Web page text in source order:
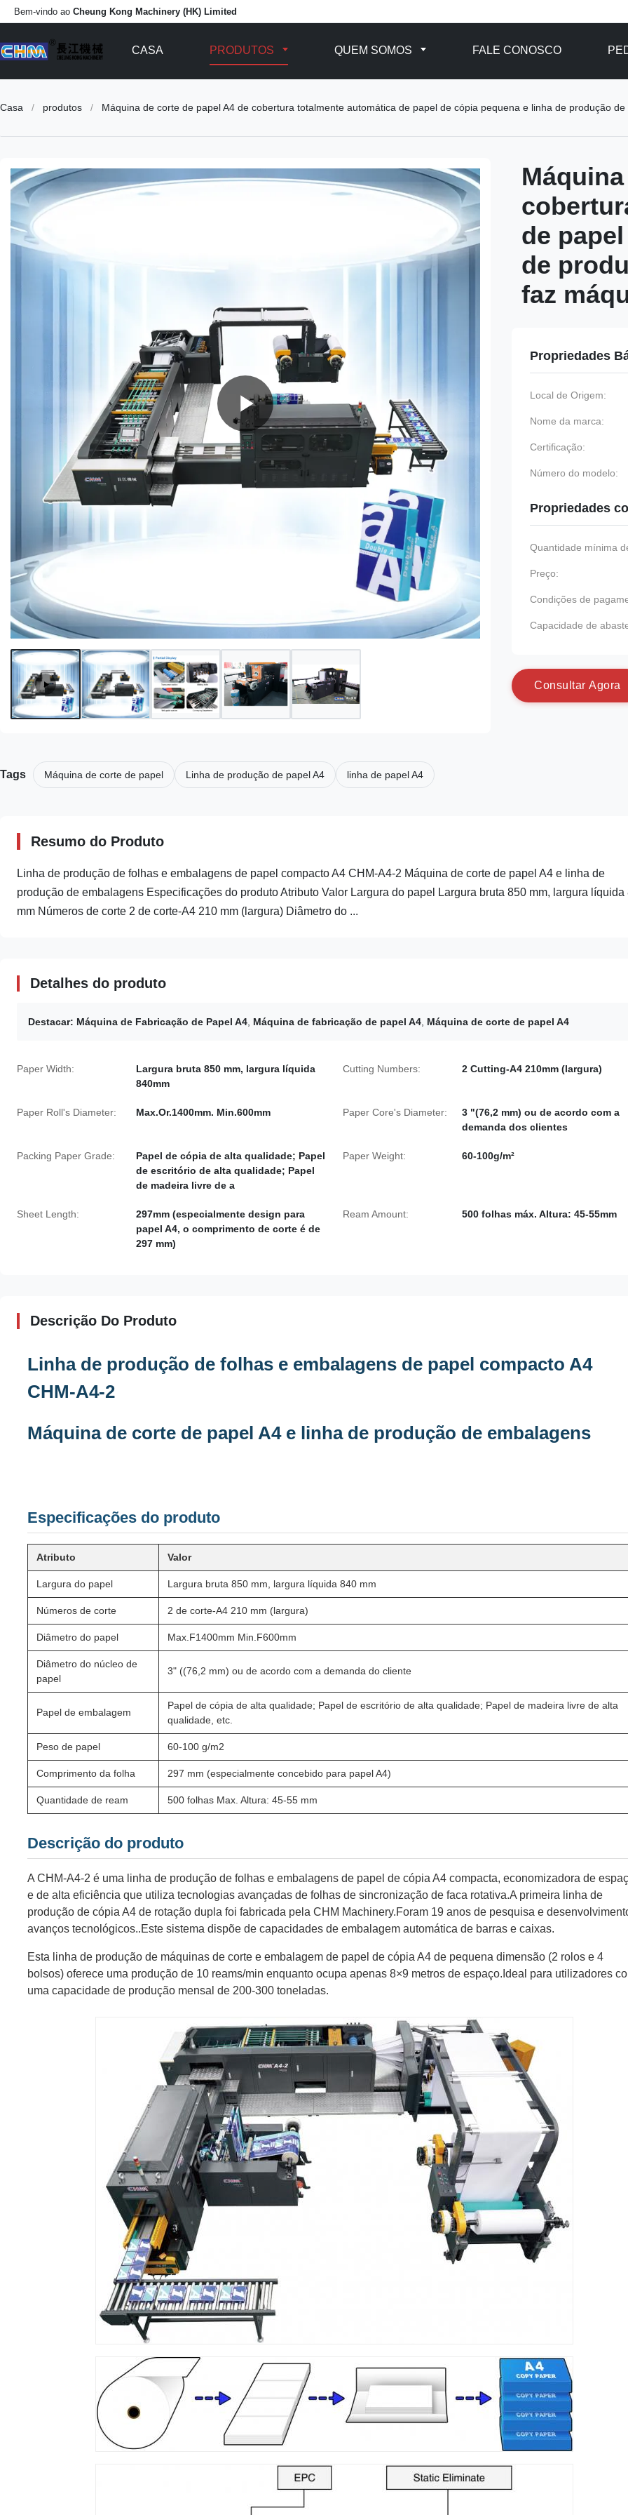
Bem-vindo ao Cheung Kong Machinery (HK) Limited
CASA PRODUTOS QUEM SOMOS FALE CONOSCO
Casa / produtos / Máquina de corte de papel A4 de cobertura totalmente automática de papel de cópia pequena e linha de produção
de
de
faz
Propriedades
Local de Origem:
Nome da marca:
Certificação:
Número do modelo:
Propriedades
Quantidade mínima
Preço:
Condições de
Capacidade de
Consu tar Agora
Tags Máquina de corte de papel Linha de produção de papel A4 linha de papel A4
Resumo do Produto
Linha de produção de folhas e embalagens de papel compacto A4 CHM-A4-2 Máquina de corte de papel A4 e linha de
produção de embalagens Especificações do produto Atributo Valor Largura do papel Largura bruta 850 mm, largura líquida
mm Números de corte 2 de corte-A4 210 mm (largura) Diâmetro do ...
Detalhes do produto
Destacar: Máquina de Fabricação de Papel A4 Máquina de fabricação de papel A4 Máquina de corte de papel A4
Paper Width:
Largura bruta 850 mm, largura líquida
840mm
Cutting Numbers: 2 Cutting-A4 210mm (largura)
Paper Roll's Diameter: Max.Or.1400mm. Min.600mm Paper Core's Diameter:
3 "(76,2 mm) ou de acordo com a
demanda dos clientes
Packing Paper Grade:
Papel de cópia de alta qualidade; Papel
de escritório de alta qualidade; Papel
de madeira livre de a
Paper Weight: 60-100g/m²
Sheet Length:
297mm (especialmente design para
papel A4, o comprimento de corte é de
297 mm)
Ream Amount: 500 folhas máx. Altura: 45-55mm
Descrição Do Produto
Linha de produção de folhas e embalagens de papel compacto A4
CHM-A4-2
Máquina de corte de papel A4 e linha de produção de embalagens
Especificações do produto
Atributo Valor
Largura do papel Largura bruta 850 mm, largura líquida 840 mm
Números de corte 2 de corte-A4 210 mm (largura)
Diâmetro do papel Max.F1400mm Min.F600mm
Diâmetro do núcleo de
papel
3" ((76,2 mm) ou de acordo com a demanda do cliente
Papel de embalagem
Papel de cópia de alta qualidade; Papel de escritório de alta qualidade; Papel de madeira livre de alta
qualidade, etc.
Peso de papel 60-100 g/m2
Comprimento da folha 297 mm (especialmente concebido para papel A4)
Quantidade de ream 500 folhas Max. Altura: 45-55 mm
Descrição do produto
A CHM-A4-2 é uma linha de produção de folhas e embalagens de papel de cópia A4 compacta, economizadora de
e de alta eficiência que utiliza tecnologias avançadas de folhas de sincronização de faca rotativa.A primeira linha de
produção de cópia A4 de rotação dupla foi fabricada pela CHM Machinery.Foram 19 anos de pesquisa e
avanços tecnológicos..Este sistema dispõe de capacidades de embalagem automática de barras e caixas.
Esta linha de produção de máquinas de corte e embalagem de papel de cópia A4 de pequena dimensão (2 rolos e 4
bolsos) oferece uma produção de 10 reams/min enquanto ocupa apenas 8×9 metros de espaço.Ideal para utilizadores
uma capacidade de produção mensal de 200-300 toneladas.